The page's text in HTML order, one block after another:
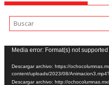
Reproductor
de
vídeo
Media error: Format(s) not
Descargar archivo: https://
content/uploads/2023/08/
Descargar archivo: http://